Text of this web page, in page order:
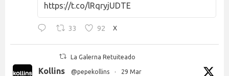
https://t.co/lRqryjUDTE
33 92 X
La Galerna Retuiteado
Kollins @pepekollins · 29 Mar